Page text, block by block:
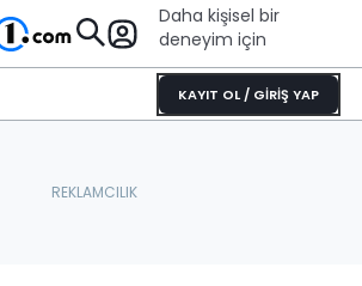
Daha kişisel bir
deneyim için
KAYIT OL / GİRİŞ YAP